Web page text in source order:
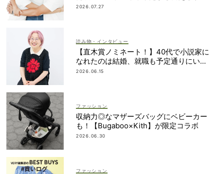
簿も大公開
2026.07.27
読み物・インタビュー
【直木賞ノミネート！】40代で小説家に
なれたのは結婚、就職も予定通りにいか
なかったから｜朝倉かすみさん
2026.06.15
ファッション
収納力◎なマザーズバッグにベビーカー
も！【Bugaboo×Kith】が限定コラボ
2026.06.30
ファッション